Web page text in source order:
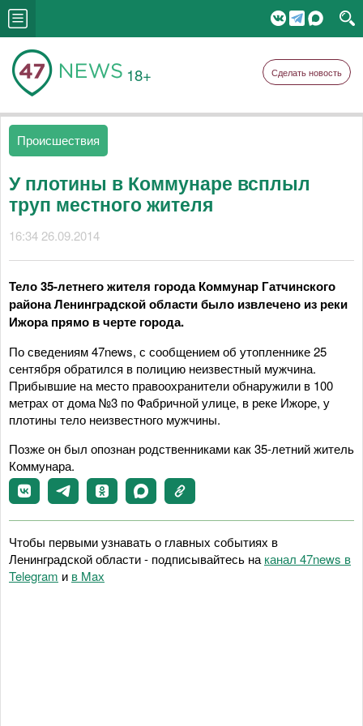
18+ Сделать новость
Происшествия
У плотины в Коммунаре всплыл
труп местного жителя
16:34 26.09.2014
Тело 35-летнего жителя города Коммунар Гатчинского
района Ленинградской области было извлечено из реки
Ижора прямо в черте города.
По сведениям 47news, с сообщением об утопленнике 25
сентября обратился в полицию неизвестный мужчина.
Прибывшие на место правоохранители обнаружили в 100
метрах от дома №3 по Фабричной улице, в реке Ижоре, у
плотины тело неизвестного мужчины.
Позже он был опознан родственниками как 35-летний житель
Коммунара.
Чтобы первыми узнавать о главных событиях в
Ленинградской области - подписывайтесь на канал 47news в
Telegram и в Maх